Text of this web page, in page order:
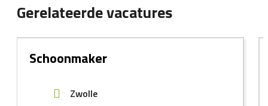
Gerelateerde vacatures
Schoonmaker
Zwolle